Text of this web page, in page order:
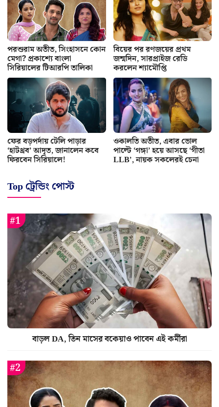
পরশুরাম অতীত, সিংহাসনে কোন
মেগা? প্রকাশ্যে বাংলা
সিরিয়ালের টিআরপি তালিকা
বিয়ের পর রণজয়ের প্রথম
জন্মদিন, সারপ্রাইজ রেডি
করলেন শ্যামৌপ্তি
ফের বড়পর্দায় টেলি পাড়ার
‘হাটথ্রব’ আদৃত, জানালেন কবে
ফিরবেন সিরিয়ালে!
ওকালতি অতীত, এবার ভোল
পাল্টে ‘গঙ্গা’ হয়ে আসছে ‘গীতা
LLB’, নায়ক সকলেরই চেনা
Top ট্রেন্ডিং পোস্ট
বাড়ল DA, তিন মাসের বকেয়াও পাবেন এই কর্মীরা